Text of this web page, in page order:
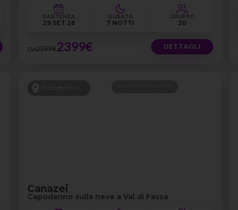
PARTENZA
29 SET 26
DURATA
7 NOTTI
GRUPPO
20
DA2599€2399€ DETTAGLI
Dolomiti - Canazei
Canazei
Capodanno sulla neve a Val di Fassa